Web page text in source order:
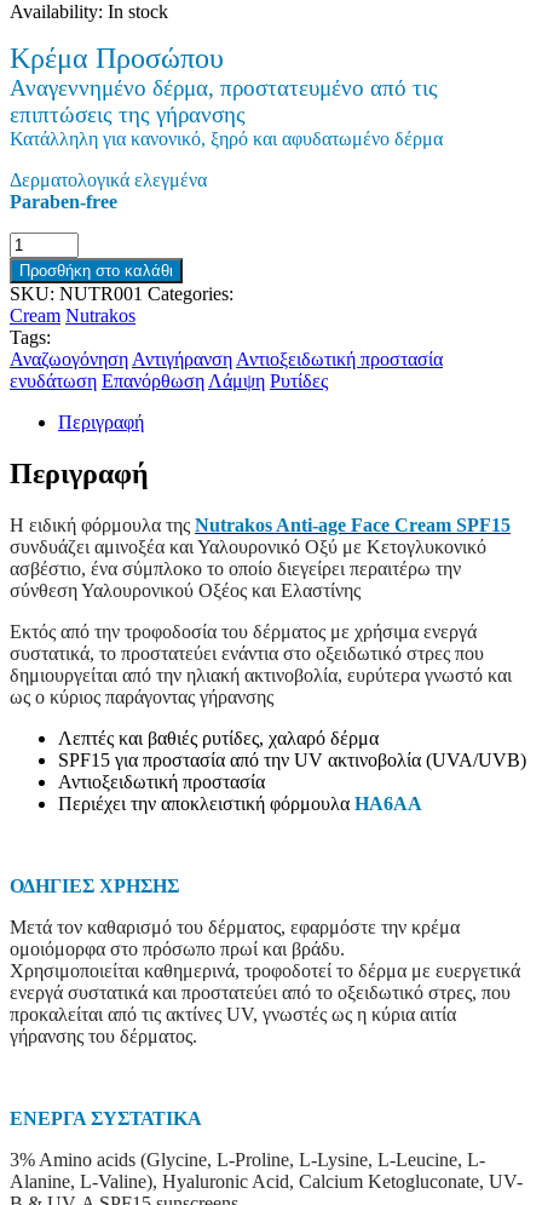
Availability: In stock
Κρέμα Προσώπου
Αναγεννημένο δέρμα, προστατευμένο από τις
επιπτώσεις της γήρανσης
Κατάλληλη για κανονικό, ξηρό και αφυδατωμένο δέρμα
Δερματολογικά ελεγμένα
Paraben-free
Προσθήκη στο καλάθι
SKU: NUTR001 Categories:
Cream Nutrakos
Tags:
ΑναζωογόνησηΑντιγήρανσηΑντιοξειδωτική προστασία
ενυδάτωση ΕπανόρθωσηΛάμψη Ρυτίδες
Περιγραφή
Περιγραφή
Η ειδική φόρμουλα της Nutrakos Anti-age Face Cream SPF15
συνδυάζει αμινοξέα και Υαλουρονικό Οξύ με Κετογλυκονικό
ασβέστιο, ένα σύμπλοκο το οποίο διεγείρει περαιτέρω την
σύνθεση Υαλουρονικού Οξέος και Ελαστίνης
Εκτός από την τροφοδοσία του δέρματος με χρήσιμα ενεργά
συστατικά, το προστατεύει ενάντια στο οξειδωτικό στρες που
δημιουργείται από την ηλιακή ακτινοβολία, ευρύτερα γνωστό και
ως ο κύριος παράγοντας γήρανσης
Λεπτές και βαθιές ρυτίδες, χαλαρό δέρμα
SPF15 για προστασία από την UV ακτινοβολία (UVA/UVB)
Αντιοξειδωτική προστασία
Περιέχει την αποκλειστική φόρμουλα HA6AA
ΟΔΗΓΙΕΣ ΧΡΗΣΗΣ
Μετά τον καθαρισμό του δέρματος, εφαρμόστε την κρέμα
ομοιόμορφα στο πρόσωπο πρωί και βράδυ.
Χρησιμοποιείται καθημερινά, τροφοδοτεί το δέρμα με ευεργετικά
ενεργά συστατικά και προστατεύει από το οξειδωτικό στρες, που
προκαλείται από τις ακτίνες UV, γνωστές ως η κύρια αιτία
γήρανσης του δέρματος.
ΕΝΕΡΓΑ ΣΥΣΤΑΤΙΚΑ
3% Amino acids (Glycine, L-Proline, L-Lysine, L-Leucine, L-
Alanine, L-Valine), Hyaluronic Acid, Calcium Ketogluconate, UV-